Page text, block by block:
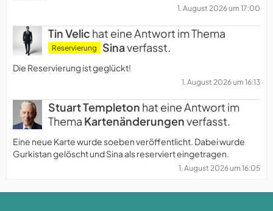
1. August 2026 um 17:00
Tin Velic hat eine Antwort im Thema
Reservierung Sinaverfasst.
Die Reservierung ist geglückt!
1. August 2026 um 16:13
Stuart Templeton hat eine Antwort im
Thema Kartenänderungenverfasst.
Eine neue Karte wurde soeben veröffentlicht. Dabei wurde
Gurkistan gelöscht und Sina als reserviert eingetragen.
1. August 2026 um 16:05